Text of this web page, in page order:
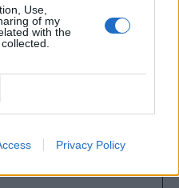
Use,
of my
with the
Privacy Policy
но, не сосема. Кога ќе се
елита тоа